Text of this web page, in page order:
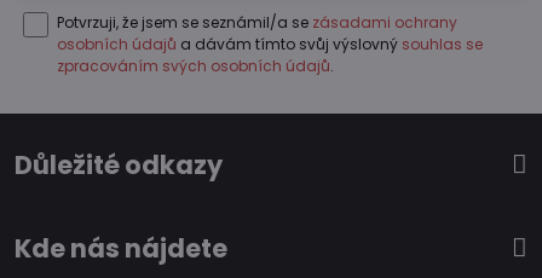
Potvrzuji, že jsem se seznámil/a se zásadami ochrany
osobních údajů a dávám tímto svůj výslovný souhlas se
zpracováním svých osobních údajů.
Důležité odkazy
Kde nás nájdete